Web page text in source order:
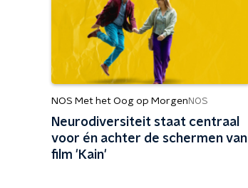
NOS Met het Oog op Morgen NOS
Neurodiversiteit staat centraal
voor én achter de schermen van
film 'Kain'